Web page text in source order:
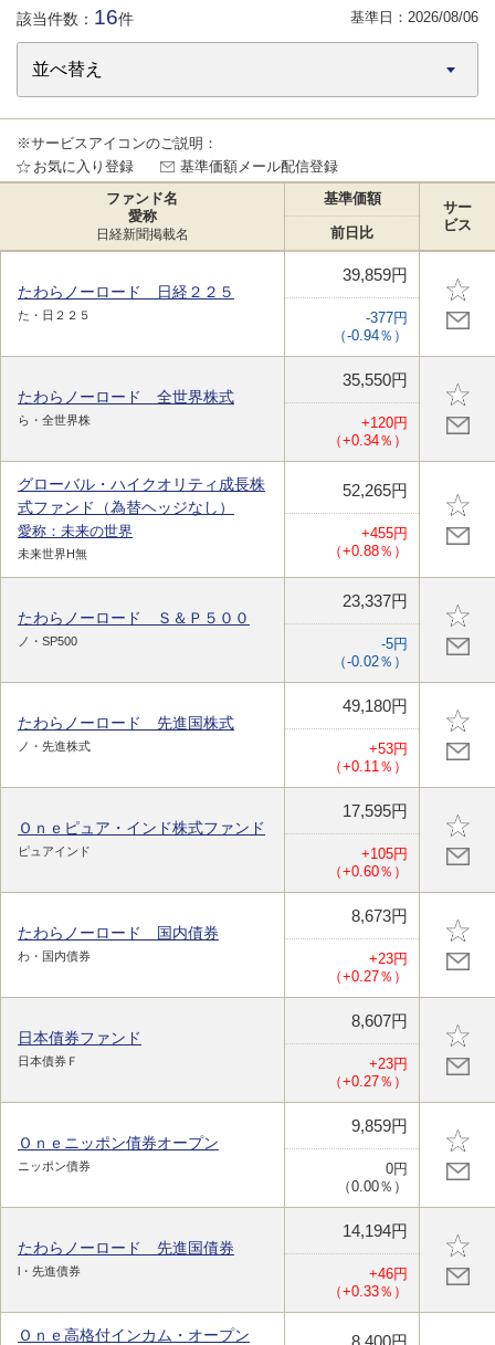
該当件数： 16件 基準日： 2026/08/06
※サービスアイコンのご説明：
お気に入り登録
基準価額メール配信登録
ファンド名
愛称
日経新聞掲載名
基準価額
サー
ビス
前日比
たわらノーロード 日経２２５
た・日２２５
39,859円
-377円
（-0.94％）
たわらノーロード 全世界株式
ら・全世界株
35,550円
+120円
（+0.34％）
グローバル・ハイクオリティ成長株
式ファンド（為替ヘッジなし）
愛称：未来の世界
未来世界H無
52,265円
+455円
（+0.88％）
たわらノーロード Ｓ＆Ｐ５００
ノ・SP500
23,337円
-5円
（-0.02％）
たわらノーロード 先進国株式
ノ・先進株式
49,180円
+53円
（+0.11％）
Ｏｎｅピュア・インド株式ファンド
ピュアインド
17,595円
+105円
（+0.60％）
たわらノーロード 国内債券
わ・国内債券
8,673円
+23円
（+0.27％）
日本債券ファンド
日本債券Ｆ
8,607円
+23円
（+0.27％）
Ｏｎｅニッポン債券オープン
ニッポン債券
9,859円
0円
（0.00％）
たわらノーロード 先進国債券
l・先進債券
14,194円
+46円
（+0.33％）
Ｏｎｅ高格付インカム・オープン